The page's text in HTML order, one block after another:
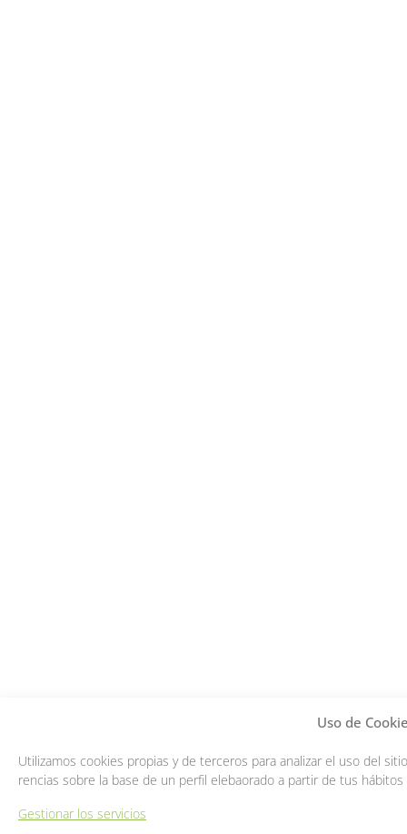
Uso de
Utilizamos cookies propias y de terceros para analizar el uso del
rencias sobre la base de un perfil elebaorado a partir de tus
Gestionar los servicios